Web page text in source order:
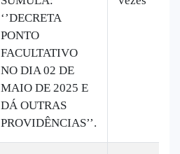
‘’DECRETA
PONTO
FACULTATIVO
NO DIA 02 DE
MAIO DE 2025 E
DÁ OUTRAS
PROVIDÊNCIAS’’.